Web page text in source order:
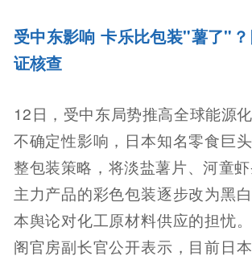
受中东影响 卡乐比包装"薯了"
证核查
12日，受中东局势推高全球能源
不确定性影响，日本知名零食巨
整包装策略，将淡盐薯片、河童
主力产品的彩色包装逐步改为黑
本舆论对化工原材料供应的担忧
阁官房副长官公开表示，目前日